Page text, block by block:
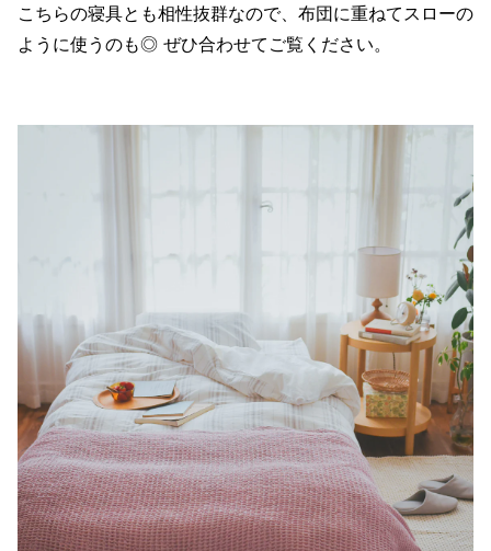
こちらの寝具とも相性抜群なので、布団に重ねてスローの
ように使うのも◎ ぜひ合わせてご覧ください。